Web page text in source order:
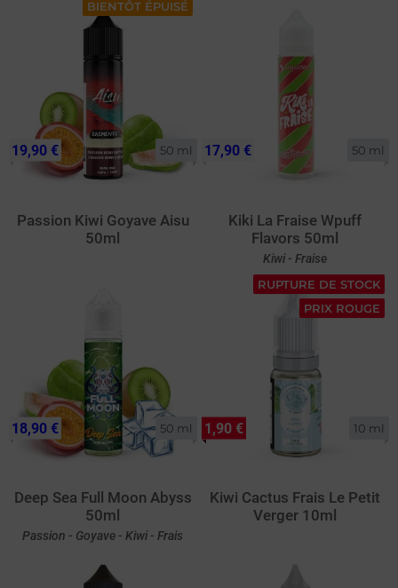
BIENTÔT ÉPUISÉ
50 ml
Passion Kiwi Goyave Aisu
50ml
19,90 € 50 ml
Kiki La Fraise Wpuff
Flavors 50ml
Kiwi - Fraise
17,90 €
50 ml
Deep Sea Full Moon Abyss
50ml
Passion - Goyave - Kiwi - Frais
18,90 €
RUPTURE DE STOCK
PRIX ROUGE
10 ml
Kiwi Cactus Frais Le Petit
Verger 10ml
1,90 €